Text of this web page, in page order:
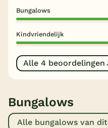
Onze e-
Bungalows
Kindvriendelijk
Alle 4 beoordelingen
Bungalows
Alle bungalows van